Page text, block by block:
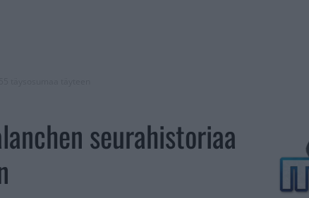
seurahistoriaa